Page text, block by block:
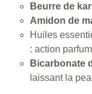
Beurre de
Amidon de
Huiles
: action
Bicarbonate
laissant la